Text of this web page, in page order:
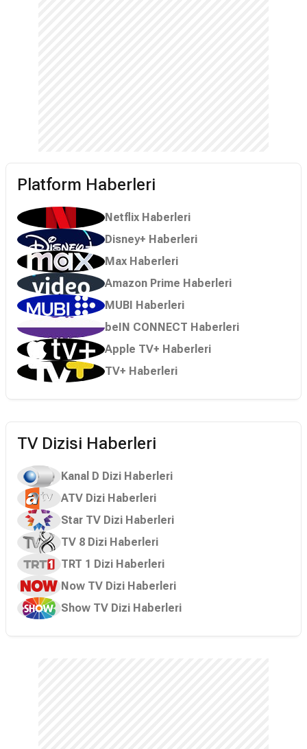
Platform Haberleri
Netflix Haberleri
Disney+ Haberleri
Max Haberleri
Amazon Prime Haberleri
MUBI Haberleri
beIN CONNECT Haberleri
Apple TV+ Haberleri
TV+ Haberleri
TV Dizisi Haberleri
Kanal D Dizi Haberleri
ATV Dizi Haberleri
Star TV Dizi Haberleri
TV 8 Dizi Haberleri
TRT 1 Dizi Haberleri
Now TV Dizi Haberleri
Show TV Dizi Haberleri